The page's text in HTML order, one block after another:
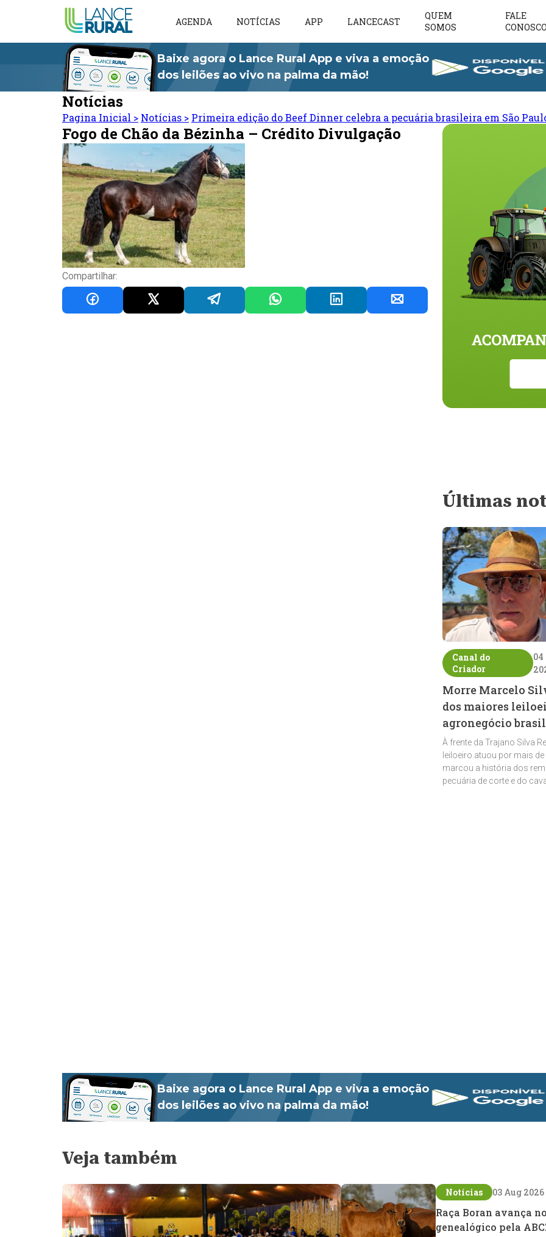
AGENDA NOTÍCIAS APP LANCECAST
QUEM
SOMOS
FALE
CONOSCO
Baixe agora o Lance Rural App e viva a emoção
dos leilões ao vivo na palma da mão!
Notícias
Pagina Inicial > Notícias > Primeira edição do Beef Dinner celebra a pecuária brasileira em São
Fogo de Chão da Bézinha – Crédito Divulgação
Compartilhar:
Últimas
Canal do
Criador
04
Morre Marcelo
dos maiores
agronegócio
À frente da Trajano Silva
leiloeiro atuou por mais
marcou a história dos
pecuária de corte e do
Baixe agora o Lance Rural App e viva a emoção
dos leilões ao vivo na palma da mão!
Veja também
Notícias 03 Aug 2026
Raça Boran avança
genealógico pela